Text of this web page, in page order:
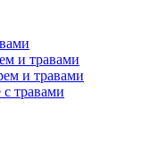
и травами
и травами
травами